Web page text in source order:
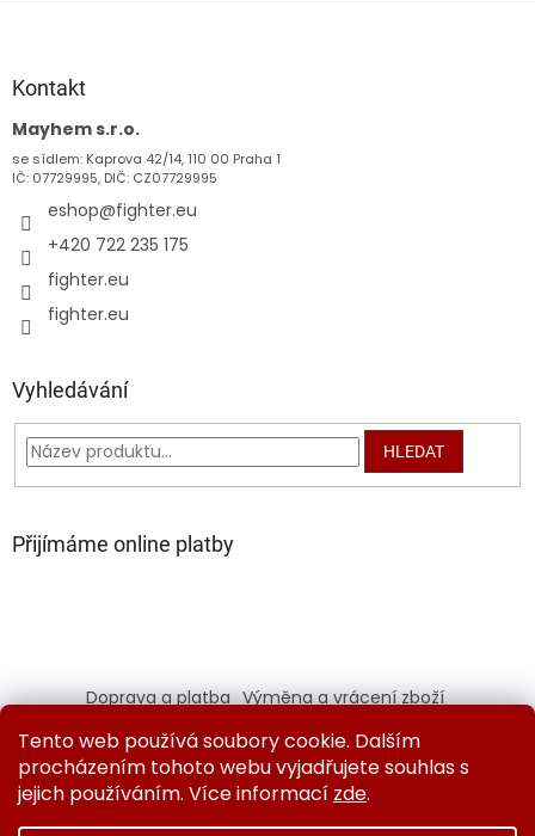
Tento web používá soubory cookie. Dalším
procházením tohoto webu vyjadřujete souhlas s
jejich používáním. Více informací zde.
Kontakt
Mayhem s.r.o.
se sídlem: Kaprova 42/14, 110 00 Praha 1
IČ: 07729995, DIČ: CZ07729995
eshop@fighter.eu
+420 722 235 175
fighter.eu
fighter.eu
Vyhledávání
HLEDAT
Přijímáme online platby
Doprava a platba Výměna a vrácení zboží
Ochrana osobních údajů